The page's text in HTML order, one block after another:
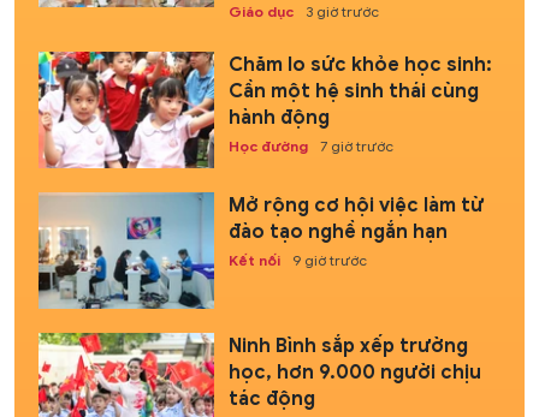
Giáo dục 3 giờ trước
Chăm lo sức khỏe học sinh:
Cần một hệ sinh thái cùng
hành động
Học đường 7 giờ trước
Mở rộng cơ hội việc làm từ
đào tạo nghề ngắn hạn
Kết nối 9 giờ trước
Ninh Bình sắp xếp trường
học, hơn 9.000 người chịu
tác động